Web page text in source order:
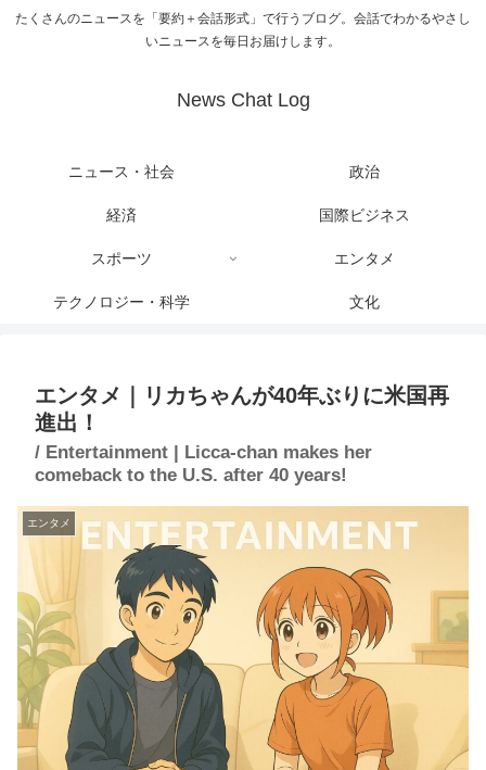
たくさんのニュースを「要約＋会話形式」で行うブログ。会話でわかるやさし
いニュースを毎日お届けします。
News Chat Log
ニュース・社会 政治
経済 国際ビジネス
スポーツ エンタメ
テクノロジー・科学 文化
エンタメ｜リカちゃんが40年ぶりに米国再
進出！
/ Entertainment | Licca-chan makes her
comeback to the U.S. after 40 years!
エンタメ